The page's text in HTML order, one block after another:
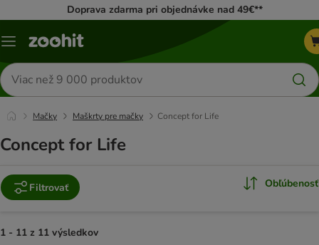
Doprava zdarma pri objednávke nad 49€**
Kategórie
Hľadať
produkty
Mačky Maškrty pre mačky Concept for Life
Concept for Life
Filtrovať Obľúbenosť
1 - 11 z 11 výsledkov